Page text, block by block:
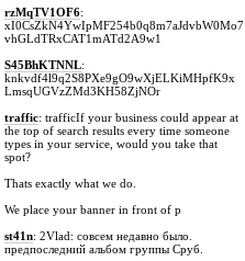
rzMqTV1OF6:
xI0CsZkN4YwIpMF254b0q8m7aJdvbW0Mo7
vhGLdTRxCAT1mATd2A9w1
S45BhKTNNL:
knkvdf4l9q2S8PXe9gO9wXjELKiMHpfK9x
LmsqUGVzZMd3KH58ZjNOr
traffic: trafficIf your business could appear at
the top of search results every time someone
types in your service, would you take that
spot?
Thats exactly what we do.
We place your banner in front of p
st41n: 2Vlad: совсем недавно было.
предпоследний альбом группы Сруб.